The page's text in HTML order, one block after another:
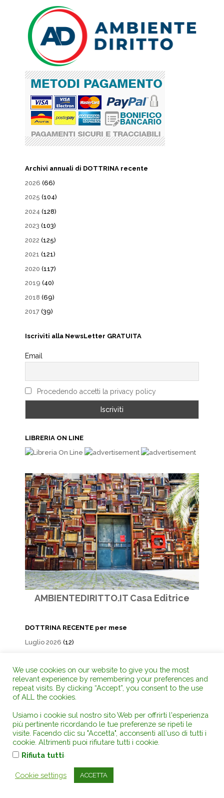
Archivi annuali di DOTTRINA recente
2026 (66)
2025 (104)
2024 (128)
2023 (103)
2022 (125)
2021 (121)
2020 (117)
2019 (40)
2018 (69)
2017 (39)
Iscriviti alla NewsLetter GRATUITA
Email
Procedendo accetti la privacy policy
LIBRERIA ON LINE
AMBIENTEDIRITTO.IT Casa Editrice
DOTTRINA RECENTE per mese
Luglio 2026 (12)
Maggio 2026 (12)
Aprile 2026(10)
Marzo 2026(10)
Febbraio 2026(8)
AMBIENTEDIRITTO.IT EDITORE su
We use cookies on our website to give you the most
relevant experience by remembering your preferences and
repeat visits. By clicking “Accept”, you consent to the use
of ALL the cookies.
Usiamo i cookie sul nostro sito Web per offrirti l'esperienza
più pertinente ricordando le tue preferenze se ripeti le
visite. Facendo clic su "Accetta", acconsenti all'uso di tutti i
cookie. Altrimenti puoi rifiutare tutti i cookie.
Rifiuta tutti
Cookie settings ACCETTA